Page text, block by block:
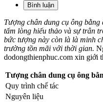
Bình luận
Tượng chân dung cụ ông
tấm lòng hiếu thảo và sự trân
bức tượng này còn là là minh
trường tồn mãi với thời gian.
dodongthienphuc.com xin giới
Tượng chân dung cụ ông
Quy trình chế tác
Nguyên liệu